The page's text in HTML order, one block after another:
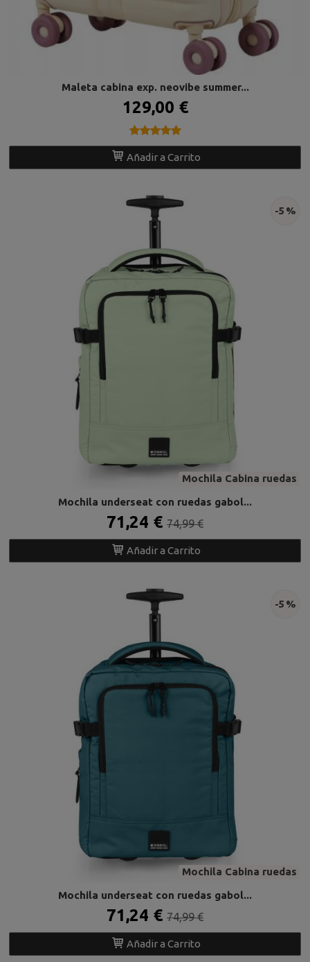
Maleta cabina exp. neovibe summer...
129,00 €
★★★★★
★★★★★
Añadir a Carrito
Mochila Cabina ruedas
-5 %
Mochila underseat con ruedas gabol...
71,24 € 74,99 €
Añadir a Carrito
Mochila Cabina ruedas
-5 %
Mochila underseat con ruedas gabol...
71,24 € 74,99 €
Añadir a Carrito